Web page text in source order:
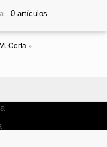
-
Corta »